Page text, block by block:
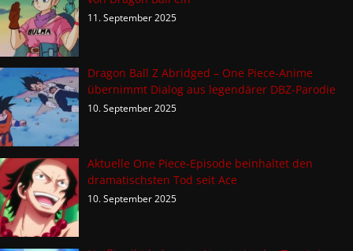
11. September 2025
Dragon Ball Z Abridged – One Piece-Anime
übernimmt Dialog aus legendärer DBZ-Parodie
10. September 2025
Aktuelle One Piece-Episode beinhaltet den
dramatischsten Tod seit Ace
10. September 2025